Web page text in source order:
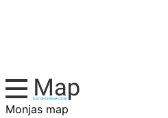
Monjas map